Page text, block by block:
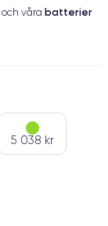
och våra batterier
5 038 kr